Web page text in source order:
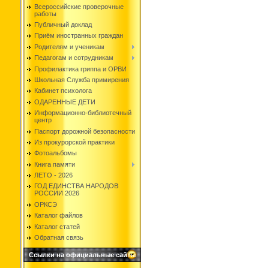
Всероссийские проверочные
работы
Публичный доклад
Приём иностранных граждан
Родителям и ученикам
Педагогам и сотрудникам
Профилактика гриппа и ОРВИ
Школьная Служба примирения
Кабинет психолога
ОДАРЕННЫЕ ДЕТИ
Информационно-библиотечный
центр
Паспорт дорожной безопасности
Из прокурорской практики
Фотоальбомы
Книга памяти
ЛЕТО - 2026
ГОД ЕДИНСТВА НАРОДОВ
РОССИИ 2026
ОРКСЭ
Каталог файлов
Каталог статей
Обратная связь
Ссылки на официальные сайты